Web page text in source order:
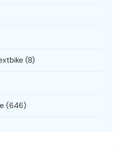
(8)
(646)